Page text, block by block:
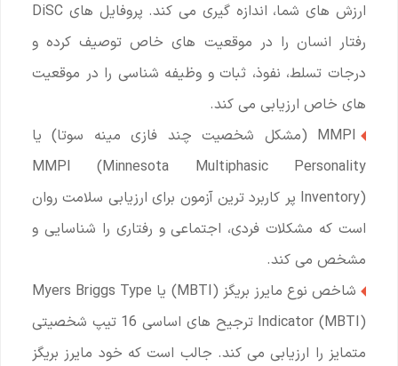
ارزش های شما، اندازه گیری می کند. پروفایل های DiSC
رفتار انسان را در موقعیت های خاص توصیف کرده و
درجات تسلط، نفوذ، ثبات و وظیفه شناسی را در موقعیت
های خاص ارزیابی می کند.
MMPI (مشکل شخصیت چند فازی مینه سوتا) یا
MMPI (Minnesota Multiphasic Personality
Inventory) پر کاربرد ترین آزمون برای ارزیابی سلامت روان
است که مشکلات فردی، اجتماعی و رفتاری را شناسایی و
مشخص می کند.
شاخص نوع مایرز بریگز (MBTI) یا Myers Briggs Type
Indicator (MBTI) ترجیح های اساسی 16 تیپ شخصیتی
متمایز را ارزیابی می کند. جالب است که خود مایرز بریگز